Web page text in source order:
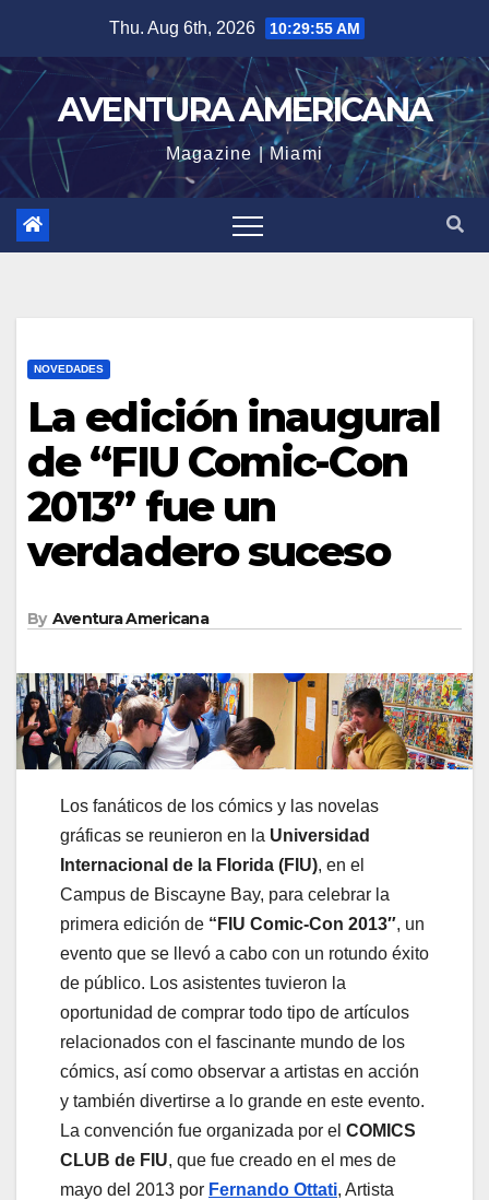
content
Thu. Aug 6th, 2026 10:29:58 AM
AVENTURA AMERICANA
Magazine | Miami
NOVEDADES
La edición inaugural
de “FIU Comic-Con
2013” fue un
verdadero suceso
By Aventura Americana
Los fanáticos de los cómics y las novelas
gráficas se reunieron en la Universidad
Internacional de la Florida (FIU), en el
Campus de Biscayne Bay, para celebrar la
primera edición de “ FIU Comic-Con 2013″, un
evento que se llevó a cabo con un rotundo éxito
de público. Los asistentes tuvieron la
oportunidad de comprar todo tipo de artículos
relacionados con el fascinante mundo de los
cómics, así como observar a artistas en acción
y también divertirse a lo grande en este evento.
La convención fue organizada por el COMICS
CLUB de FIU, que fue creado en el mes de
mayo del 2013 por Fernando Ottati, Artista